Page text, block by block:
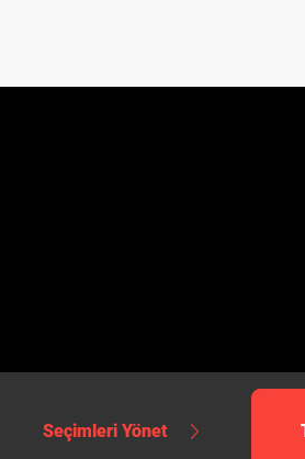
Seçimleri Yönet